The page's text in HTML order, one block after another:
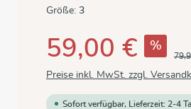
Größe: 3
59,00 € %
Preise inkl. MwSt. zzgl.
Sofort verfügbar, Lieferzeit: 2-4